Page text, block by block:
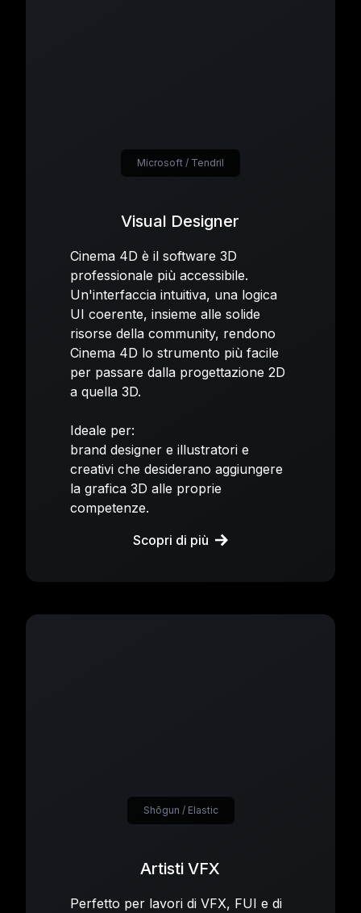
Visual Designer
Cinema 4D è il software 3D
professionale più accessibile.
Un'interfaccia intuitiva, una logica
UI coerente, insieme alle solide
risorse della community, rendono
Cinema 4D lo strumento più facile
per passare dalla progettazione 2D
a quella 3D.
Ideale per:
brand designer e illustratori e
creativi che desiderano aggiungere
la grafica 3D alle proprie
competenze.
Scopri di più
Microsoft / Tendril
Artisti VFX
Perfetto per lavori di VFX, FUI e di
Shōgun / Elastic